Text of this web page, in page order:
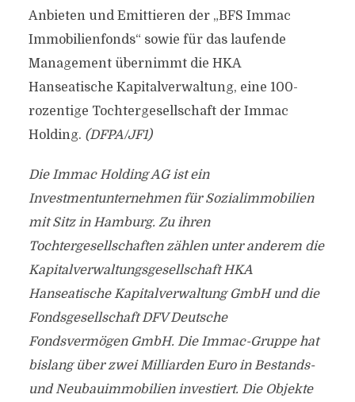
Anbieten und Emittieren der „BFS Immac
Immobilienfonds“ sowie für das laufende
Management übernimmt die HKA
Hanseatische Kapitalverwaltung, eine 100-
rozentige Tochtergesellschaft der Immac
Holding. (DFPA/JF1)
Die Immac Holding AG ist ein
Investmentunternehmen für Sozialimmobilien
mit Sitz in Hamburg. Zu ihren
Tochtergesellschaften zählen unter anderem die
Kapitalverwaltungsgesellschaft HKA
Hanseatische Kapitalverwaltung GmbH und die
Fondsgesellschaft DFV Deutsche
Fondsvermögen GmbH. Die Immac-Gruppe hat
bislang über zwei Milliarden Euro in Bestands-
und Neubauimmobilien investiert. Die Objekte